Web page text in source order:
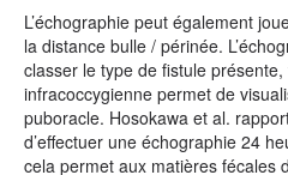
L’échographie peut également
la distance bulle / périnée.
classer le type de fistule présente,
infracoccygienne permet de
puboracle. Hosokawa et al.
d’effectuer une échographie 24
cela permet aux matières fécales